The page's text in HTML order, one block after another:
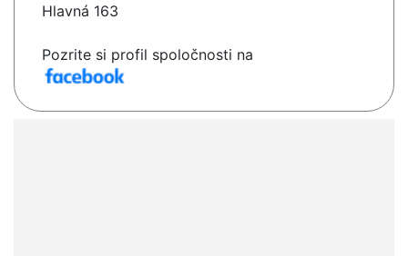
Hlavná 163
Pozrite si profil spoločnosti na